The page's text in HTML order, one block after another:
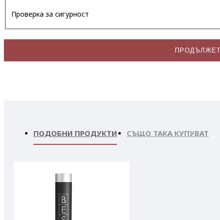
Проверка за сигурност
ПОДОБНИ ПРОДУКТИ СЪЩО ТАКА КУПУВАТ